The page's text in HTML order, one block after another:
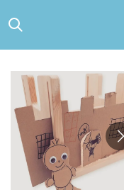
direct
hoofdinhoud